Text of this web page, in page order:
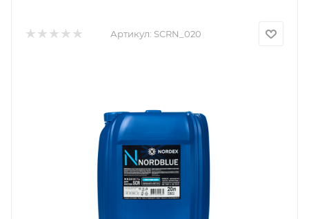
Артикул: SCRN_020